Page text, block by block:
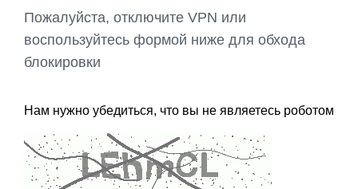
Пожалуйста, отключите VPN или
воспользуйтесь формой ниже для обхода
блокировки
Нам нужно убедиться, что вы не являетесь роботом